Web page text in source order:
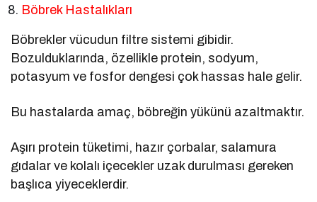
Böbrek Hastalıkları
Böbrekler vücudun filtre sistemi gibidir.
Bozulduklarında, özellikle protein, sodyum,
potasyum ve fosfor dengesi çok hassas hale gelir.
Bu hastalarda amaç, böbreğin yükünü azaltmaktır.
Aşırı protein tüketimi, hazır çorbalar, salamura
gıdalar ve kolalı içecekler uzak durulması gereken
başlıca yiyeceklerdir.